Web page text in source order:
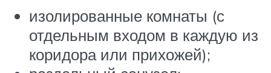
изолированные комнаты (с
отдельным входом в каждую из
коридора или прихожей);